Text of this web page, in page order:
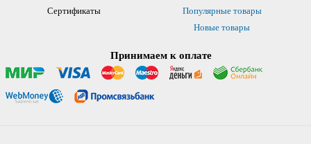
Сертификаты
Популярные товары
Новые товары
Принимаем к оплате